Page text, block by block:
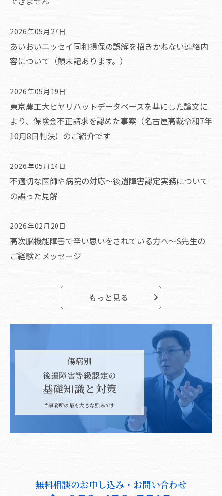
2026年05月27日
あいおいニッセイ同和損保の誤解を招きかねない連絡内
容について（顛末記あります。）
2026年05月19日
東京農工大ヒヤリハットデータベースを基にした論文に
より、保険金不正請求を認めた事案（名古屋高裁令和7年
10月8日判決）のご紹介です
2026年05月14日
不適切な医師や病院の対応～後遺障害認定実務について
の誤った見解
2026年02月20日
高次脳機能障害で辛い思いをされている方へ～S先生の
ご経験とメッセージ
もっと見る
傷病別
後遺障害等級認定の
基礎知識と対策
当事務所の最も大きな強みです
無料相談のお申し込み・お問い合わせ